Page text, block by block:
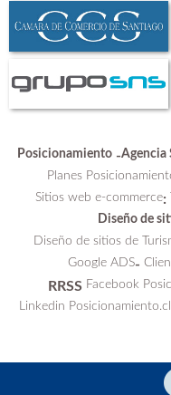
Posicionamiento-Agencia
Planes
Sitios web e-commerce:
Diseño de
Diseño de sitios de
Google ADS-
RRSS Facebook
Linkedin Posicionamiento.cl